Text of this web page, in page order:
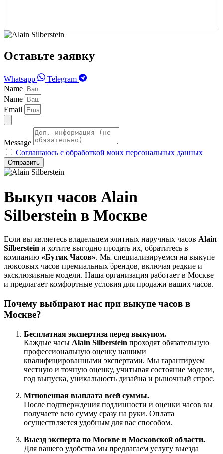
Оставьте заявку
Whatsapp
Telegram
Name
Name
Email
Message
Соглашаюсь с обработкой моих персональных данных
Отправить
Выкуп часов Alain
Silberstein в Москве
Если вы являетесь владельцем элитных наручных часов Alain
Silberstein и хотите выгодно продать их, обратитесь в
компанию «Бутик Часов». Мы специализируемся на выкупе
люксовых часов премиальных брендов, включая редкие и
эксклюзивные модели. Наша организация работает в Москве
и предлагает комфортные условия для продажи ваших часов.
Почему выбирают нас при выкупе часов в
Москве?
Бесплатная экспертиза перед выкупом.
Каждые часы Alain Silberstein проходят обязательную
профессиональную оценку нашими
квалифицированными экспертами. Мы гарантируем
честную и точную оценку, учитывая состояние модели,
год выпуска, уникальность дизайна и рыночный спрос.
Мгновенная выплата всей суммы.
После подтверждения подлинности и оценки часов вы
получаете всю сумму сразу на руки. Оплата
осуществляется удобным для вас способом.
Выезд эксперта по Москве и Московской области.
Для вашего удобства мы предлагаем услугу выезда